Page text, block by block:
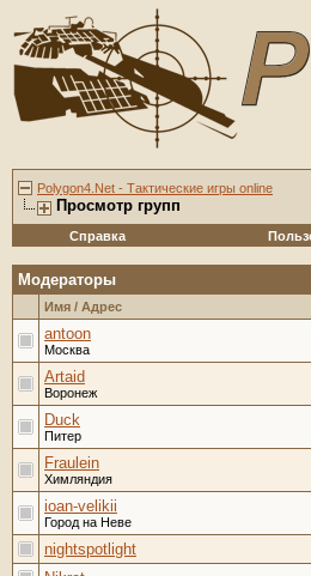
Polygon4.Net - Тактические игры online
Просмотр групп
Справка
Модераторы
Имя / Адрес
antoon
Москва
Artaid
Воронеж
Duck
Питер
Fraulein
Химляндия
ioan-velikii
Город на Неве
nightspotlight